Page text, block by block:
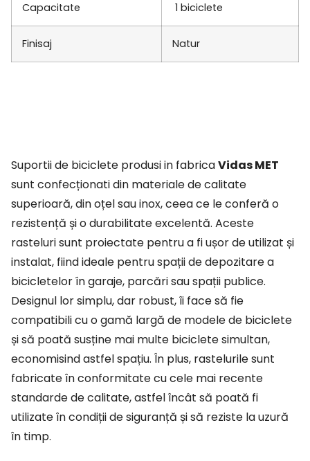
Capacitate 1 biciclete
Finisaj Natur
Suportii de biciclete produsi in fabricaVidas MET
sunt confecționati din materiale de calitate
superioară, din oțel sau inox, ceea ce le conferă o
rezistență și o durabilitate excelentă. Aceste
rasteluri sunt proiectate pentru a fi ușor de utilizat și
instalat, fiind ideale pentru spații de depozitare a
bicicletelor în garaje, parcări sau spații publice.
Designul lor simplu, dar robust, îi face să fie
compatibili cu o gamă largă de modele de biciclete
și să poată susține mai multe biciclete simultan,
economisind astfel spațiu. În plus, rastelurile sunt
fabricate în conformitate cu cele mai recente
standarde de calitate, astfel încât să poată fi
utilizate în condiții de siguranță și să reziste la uzură
în timp.